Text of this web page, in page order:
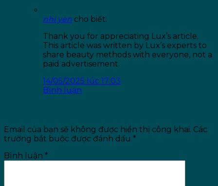
nhi yen cho biết:
Thank you for appreciating Lux’s article.
This article was written by Lux’s experts to
share beauty methods with everyone, not a
paid advertisement.
14/05/2025 lúc 17:03
Bình luận
Email của bạn sẽ không được hiển thị công khai. Các
trường bắt buộc được đánh dấu *
Bình luận *